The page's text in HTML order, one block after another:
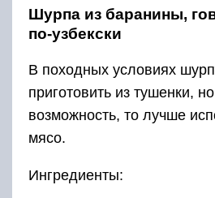
Шурпа из баранины,
по-узбекски
В походных условиях
приготовить из тушенки,
возможность, то лучше
мясо.
Ингредиенты: